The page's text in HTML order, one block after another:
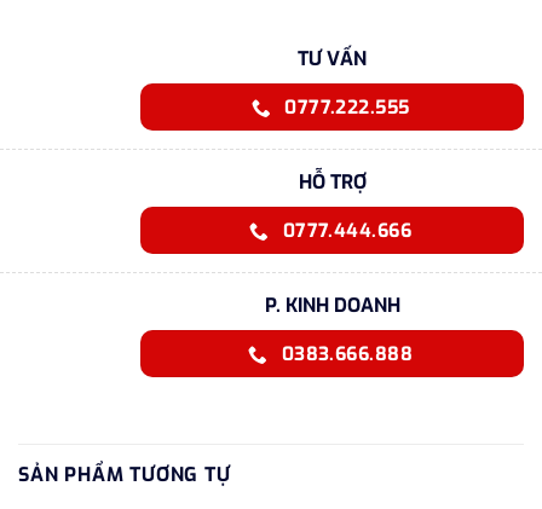
TƯ VẤN
0777.222.555
HỖ TRỢ
0777.444.666
P. KINH DOANH
0383.666.888
SẢN PHẨM TƯƠNG TỰ